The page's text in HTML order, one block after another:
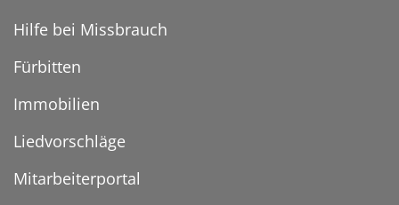
Hilfe bei Missbrauch
Fürbitten
Immobilien
Liedvorschläge
Mitarbeiterportal